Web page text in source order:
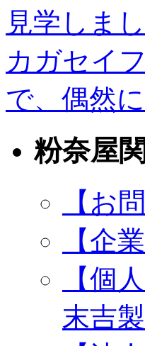
見学しまし
カガセイ
で、偶然
粉奈屋
【お
【企
【個
末吉製